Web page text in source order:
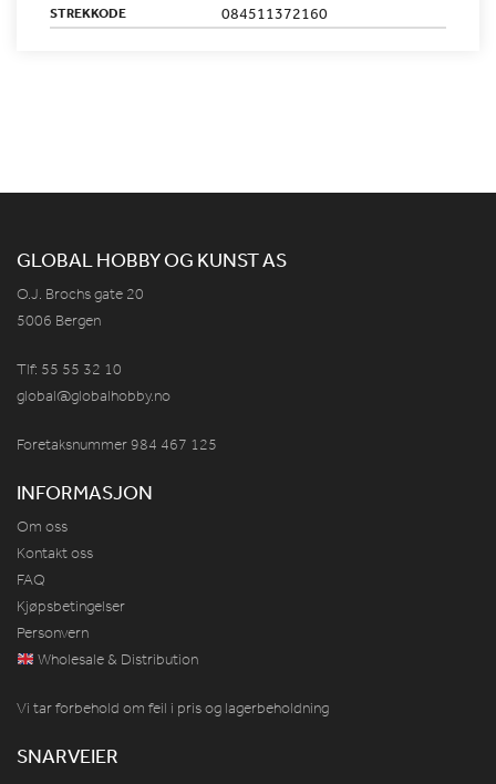
STREKKODE 084511372160
GLOBAL HOBBY OG KUNST AS
O.J. Brochs gate 20
5006 Bergen
Tlf: 55 55 32 10
global@globalhobby.no
Foretaksnummer 984 467 125
INFORMASJON
Om oss
Kontakt oss
FAQ
Kjøpsbetingelser
Personvern
Wholesale & Distribution
Vi tar forbehold om feil i pris og lagerbeholdning
SNARVEIER